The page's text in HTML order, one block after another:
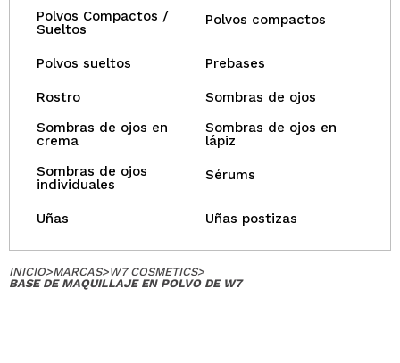
Polvos Compactos /
Sueltos
Polvos compactos
Polvos sueltos Prebases
Rostro
Sombras de ojos
Sombras de ojos en
crema
Sombras de ojos en
lápiz
Sombras de ojos
individuales
Sérums
Uñas Uñas postizas
INICIO>MARCAS>W7 COSMETICS>
BASE DE MAQUILLAJE EN POLVO DE W7